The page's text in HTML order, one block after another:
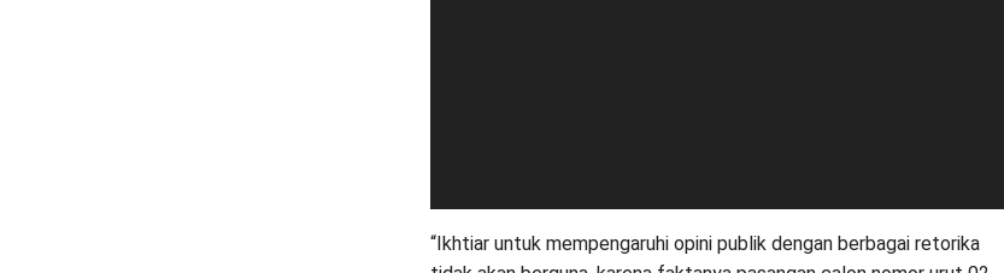
“Ikhtiar untuk mempengaruhi opini publik dengan berbagai retorika